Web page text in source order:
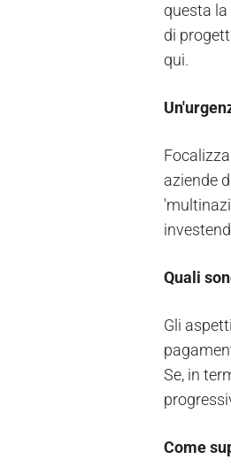
questa
di
qui.
aziende
Quali
Gli
Se, in
Come